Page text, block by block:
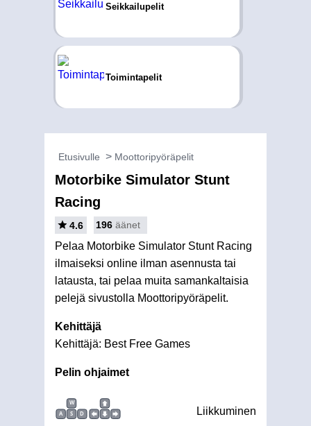
Seikkailupelit
Toimintapelit
Etusivulle Moottoripyöräpelit
Motorbike Simulator Stunt
Racing
4.6 196 äänet
Pelaa Motorbike Simulator Stunt Racing
ilmaiseksi online ilman asennusta tai
latausta, tai pelaa muita samankaltaisia
pelejä sivustolla Moottoripyöräpelit.
Kehittäjä
Kehittäjä: Best Free Games
Pelin ohjaimet
W
A
S D Liikkuminen